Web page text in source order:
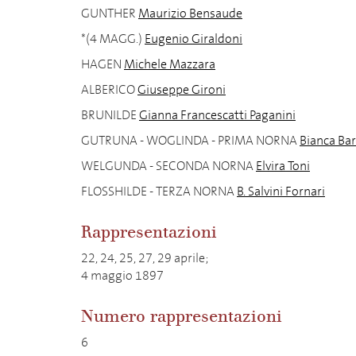
GUNTHER Maurizio Bensaude
*(4 MAGG.) Eugenio Giraldoni
HAGEN Michele Mazzara
ALBERICOGiuseppe Gironi
BRUNILDEGianna Francescatti Paganini
GUTRUNA - WOGLINDA - PRIMA NORNABianca
WELGUNDA - SECONDA NORNAElvira Toni
FLOSSHILDE - TERZA NORNAB. Salvini Fornari
Rappresentazioni
22, 24, 25, 27, 29 aprile;
4 maggio 1897
Numero rappresentazioni
6